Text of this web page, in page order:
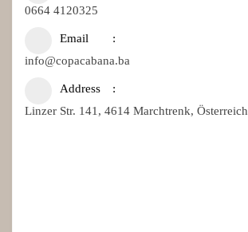
0664 4120325
Email
info@copacabana.ba
Address
Linzer Str. 141, 4614 Marchtrenk, Österreich